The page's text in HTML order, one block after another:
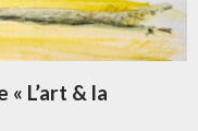
L’art & la